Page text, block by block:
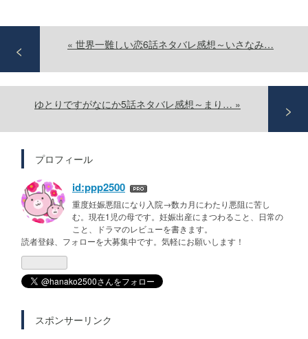
« 世界一難しい恋6話ネタバレ感想～いさなみ…
ゆとりですがなにか5話ネタバレ感想～まり… »
プロフィール
id:ppp2500
重度妊娠悪阻になり入院→数カ月にわたり悪阻に苦し
む。現在1児の母です。妊娠出産にまつわること、日常の
こと、ドラマのレビューを書きます。
読者登録、フォローを大募集中です。気軽にお願いします！
スポンサーリンク